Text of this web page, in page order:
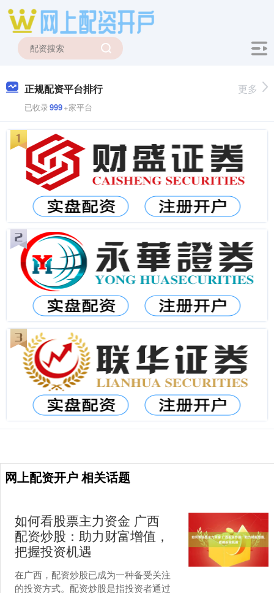
正规配资平台排行
已收录999+家平台
更多
网上配资开户 相关话题
如何看股票主力资金 广西
配资炒股：助力财富增值，
把握投资机遇
在广西，配资炒股已成为一种备受关注
的投资方式。配资炒股是指投资者通过